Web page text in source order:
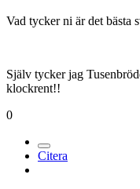
Vad tycker ni är det bästa
Själv tycker jag
klockrent!!
0
Citera